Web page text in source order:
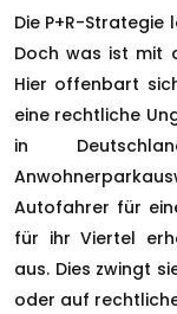
Die P+R-
Doch was ist mit
Hier offenbart
eine rechtliche
in
Autofahrer für
für ihr Viertel
aus. Dies zwingt
oder auf